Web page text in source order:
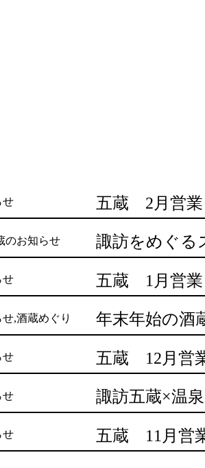
せ 五蔵 2月営業
のお知らせ
せ 五蔵 1月営業
せ,酒蔵めぐり 年末年始の酒
せ 五蔵 12月営
せ 諏訪五蔵×温
せ 五蔵 11月営